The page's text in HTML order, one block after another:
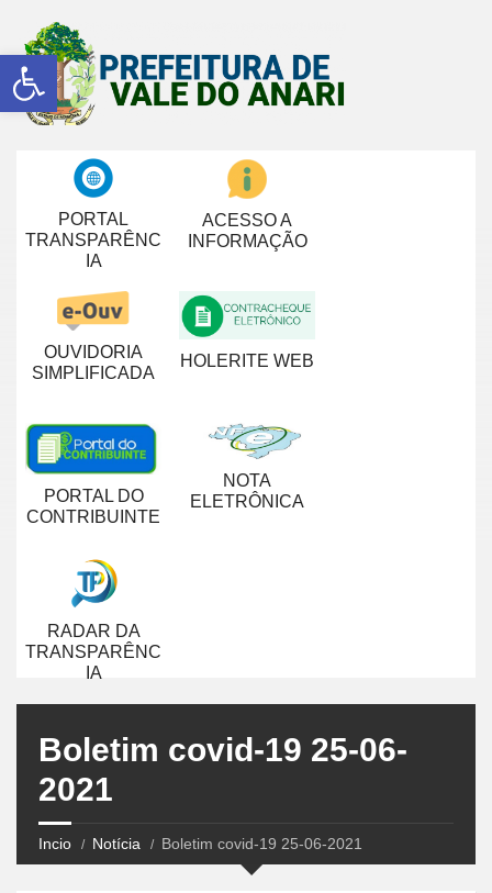
Abrir a barra de ferramentas
PORTAL
TRANSPARÊNC
IA
ACESSO A
INFORMAÇÃO
OUVIDORIA
SIMPLIFICADA
HOLERITE WEB
PORTAL DO
CONTRIBUINTE
NOTA
ELETRÔNICA
RADAR DA
TRANSPARÊNC
IA
Boletim covid-19 25-06-
2021
Incio Notícia Boletim covid-19 25-06-2021